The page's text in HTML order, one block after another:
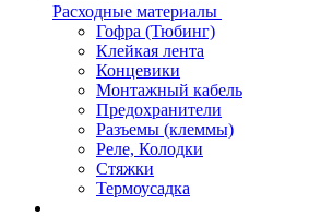
Расходные материалы
Гофра (Тюбинг)
Клейкая лента
Концевики
Монтажный кабель
Предохранители
Разъемы (клеммы)
Реле, Колодки
Стяжки
Термоусадка